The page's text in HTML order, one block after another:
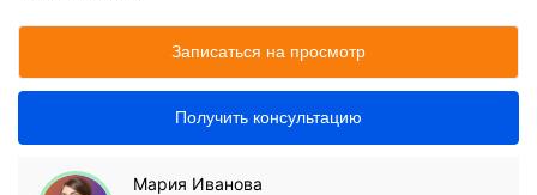
Записаться на просмотр
Получить консультацию
Мария Иванова